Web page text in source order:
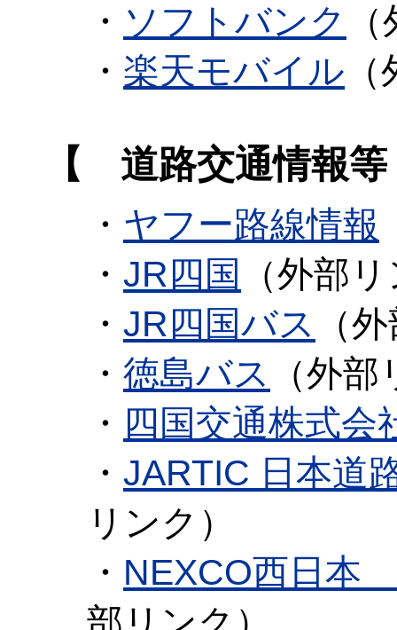
・ ソフトバンク
・ 楽天モバイル
【 道路交通情報
・ ヤフー路線情報
・ JR四国
（外部
・ JR四国バス
（
・ 徳島バス
（外
・ 四国交通株式会
・ JARTIC 日本道
リンク）
・ NEXCO西日本